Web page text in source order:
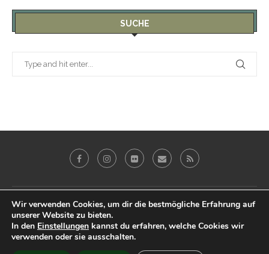
SUCHE
Galerie Blog Reviews
Imprint
Datenschutz & Impressum
@2019 - Peter Eberhardt. All Right Reserved.
Wir verwenden Cookies, um dir die bestmögliche Erfahrung auf
unserer Website zu bieten.
In den Einstellungen kannst du erfahren, welche Cookies wir
verwenden oder sie ausschalten.